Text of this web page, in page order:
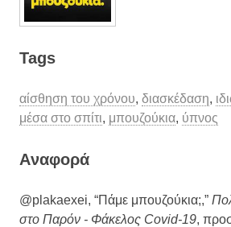
Tags
αίσθηση του χρόνου, διασκέδαση,
μέσα στο σπίτι, μπουζούκια, ύπνος
Aναφορά
@plakaexei, “Πάμε μπουζούκια;,”
στο Παρόν - Φάκελος Covid-19,